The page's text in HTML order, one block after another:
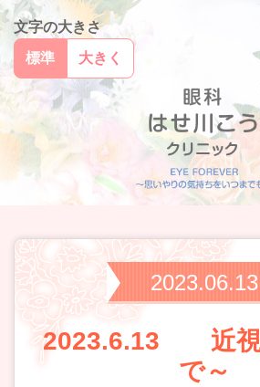
文字の大きさ
標準
大きく
2023.06.13
2023.6.13 近視
で～